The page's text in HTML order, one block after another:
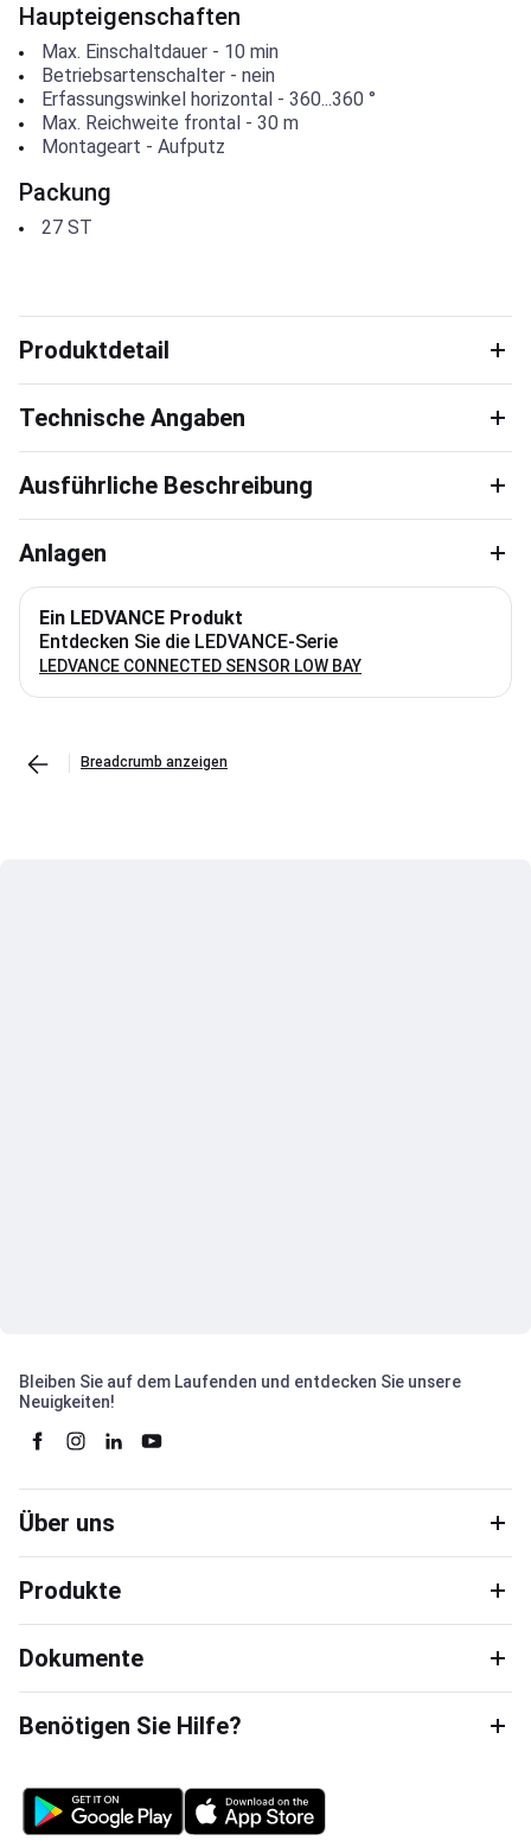
Haupteigenschaften
Max. Einschaltdauer- 10 min
Betriebsartenschalter- nein
Erfassungswinkel horizontal- 360...360 °
Max. Reichweite frontal- 30 m
Montageart - Aufputz
Packung
27 ST
Produktdetail
Technische Angaben
Ausführliche Beschreibung
Anlagen
Ein LEDVANCE Produkt
Entdecken Sie die LEDVANCE-Serie
LEDVANCE CONNECTED SENSOR LOW BAY
Breadcrumb anzeigen
Bleiben Sie auf dem Laufenden und entdecken Sie unsere
Neuigkeiten!
Über uns
Produkte
Dokumente
Benötigen Sie Hilfe?